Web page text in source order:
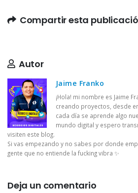
Compartir esta
Autor
Jaime Franko
¡Hola! mi nombre es Jaime
creando proyectos, desde
cada día se aprende algo
mundo digital y espero
visiten este blog.
Si vas empezando y no sabes por donde
gente que no entiende la fucking vibra ✨
Deja un comentario